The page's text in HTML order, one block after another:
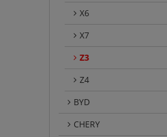
X6
X7
Z3
Z4
BYD
CHERY